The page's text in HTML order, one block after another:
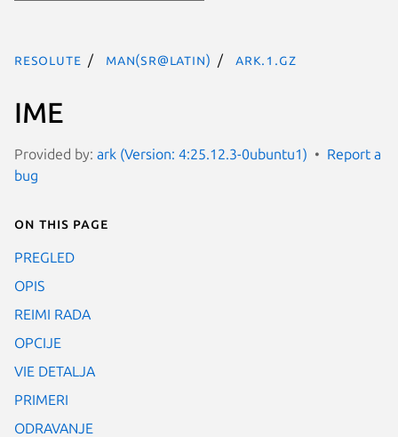
resolute man(sr@latin) ark.1.gz
IME
Provided by: ark (Version: 4:25.12.3-0ubuntu1)
Report a
bug
On this page
PREGLED
OPIS
REIMI RADA
OPCIJE
VIE DETALJA
PRIMERI
ODRAVANJE